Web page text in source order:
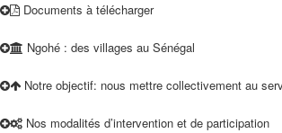
Documents à télécharger
Ngohé : des villages au Sénégal
Notre objectif: nous mettre collectivement au
Nos modalités d’intervention et de participation